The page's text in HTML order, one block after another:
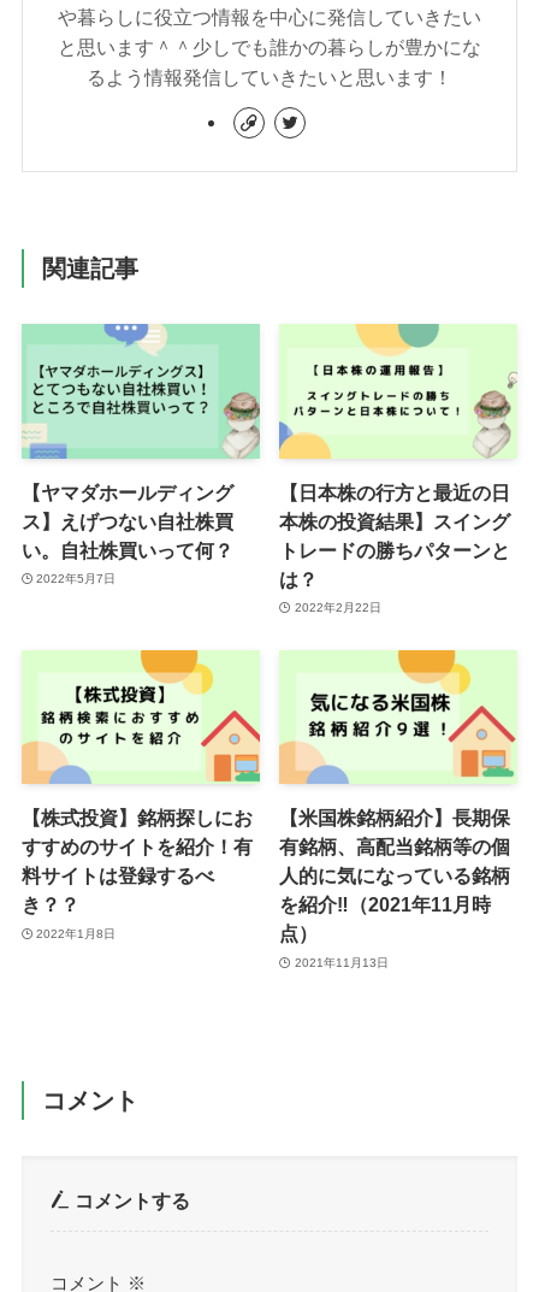
や暮らしに役立つ情報を中心に発信していきたい
と思います＾＾少しでも誰かの暮らしが豊かにな
るよう情報発信していきたいと思います！
関連記事
【ヤマダホールディング
ス】えげつない自社株買
い。自社株買いって何？
2022年5月7日
【日本株の行方と最近の日
本株の投資結果】スイング
トレードの勝ちパターンと
は？
2022年2月22日
【株式投資】銘柄探しにお
すすめのサイトを紹介！有
料サイトは登録するべ
き？？
2022年1月8日
【米国株銘柄紹介】長期保
有銘柄、高配当銘柄等の個
人的に気になっている銘柄
を紹介‼（2021年11月時
点）
2021年11月13日
コメント
コメントする
コメント ※